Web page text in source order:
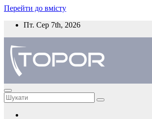
Перейти до вмісту
Пт. Сер 7th, 2026